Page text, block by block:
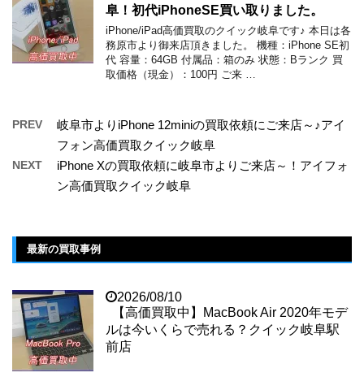
阜！初代iPhoneSE買い取りました。
iPhone/iPad高価買取のクイック岐阜です♪ 本日は各
務原市より御来店頂きました。 機種：iPhone SE初
代 容量：64GB 付属品：箱のみ 状態：Bランク 買
取価格（現金）：100円 ご来 …
PREV
岐阜市よりiPhone 12miniの買取依頼にご来店～♪アイ
フォン高価買取クイック岐阜
NEXT
iPhone Xの買取依頼に岐阜市よりご来店～！アイフォ
ン高価買取クイック岐阜
最新の買取事例
2026/08/10
【高価買取中】MacBook Air 2020年モデ
ルは今いくらで売れる？クイック岐阜駅
前店